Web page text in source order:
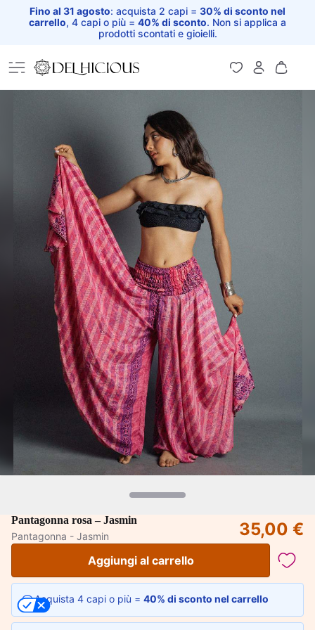
Fino al 31 agosto: acquista 2 capi = 30% di sconto nel
carrello, 4 capi o più = 40% di sconto. Non si applica a
prodotti scontati e gioielli.
Home
Pantagonna rosa – Jasmin
Pantagonna - Jasmin
35,00 €
Aggiungi al carrello
Acquista 4 capi o più = 40% di sconto nel carrello